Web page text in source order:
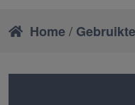
Home/